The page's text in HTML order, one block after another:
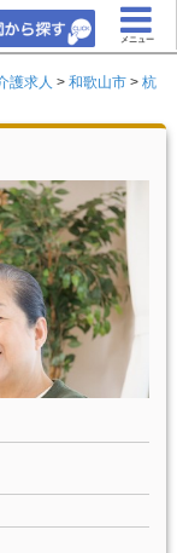
メニュー
護求人 > 和歌山市 > 杭